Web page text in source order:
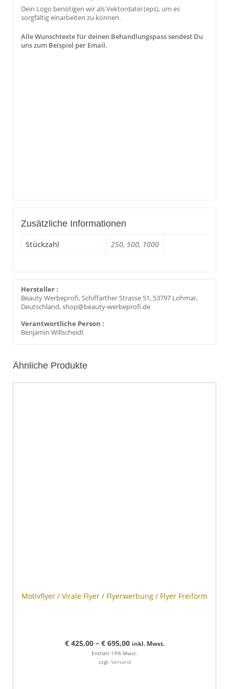
Dein Logo benötigen wir als Vektordatei (eps), um es
sorgfältig einarbeiten zu können.
Alle Wunschtexte für deinen Behandlungspass sendest Du
uns zum Beispiel per Email.
Zusätzliche Informationen
Stückzahl 250, 500, 1000
Hersteller :
Beauty Werbeprofi, Schiffarther Strasse 51, 53797 Lohmar,
Deutschland, shop@beauty-werbeprofi.de
Verantwortliche Person :
Benjamin Willscheidt
Ähnliche Produkte
Motivflyer / Virale Flyer / Flyerwerbung / Flyer Freiform
€425,00 – €695,00 inkl. Mwst.
Enthält 19% Mwst.
zzgl. Versand